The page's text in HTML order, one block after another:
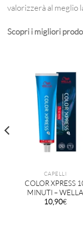
valorizzerà al meglio
Scopri i migliori
CAPELLI
COLOR XPRESS
MINUTI – WELLA
10,90€